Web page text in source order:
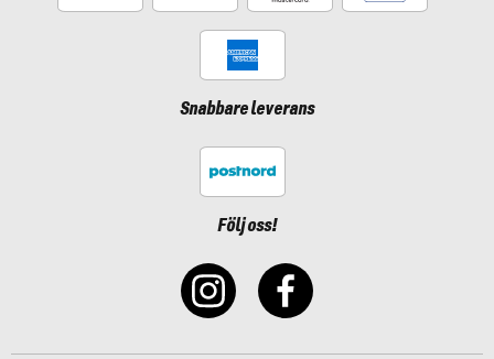
Snabbare leverans
Följ oss!